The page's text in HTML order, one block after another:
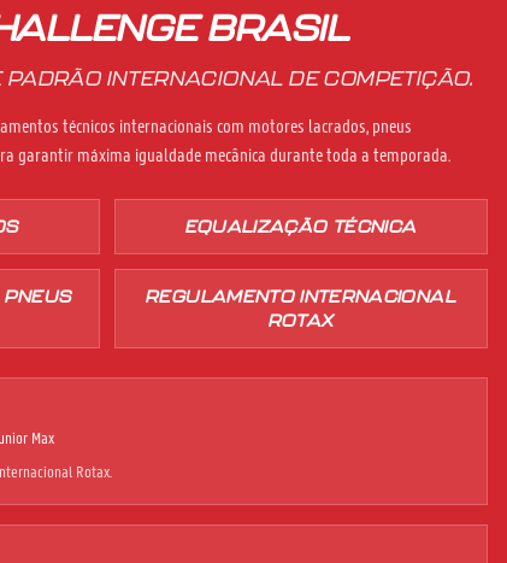
BRASIL
INTERNACIONAL DE COMPETIÇÃO.
técnicos internacionais com motores lacrados, pneus
garantir máxima igualdade mecânica durante toda a temporada.
EQUALIZAÇÃO TÉCNICA
PNEUS
REGULAMENTO INTERNACIONAL
ROTAX
Max
Rotax.